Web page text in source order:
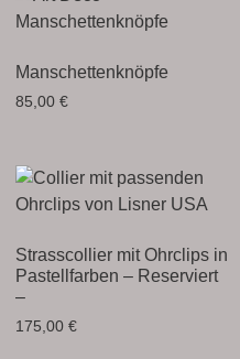
Manschettenknöpfe
85,00 €
Strasscollier mit Ohrclips in
Pastellfarben – Reserviert
–
175,00 €